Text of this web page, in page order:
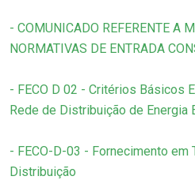
- COMUNICADO REFERENTE A
NORMATIVAS DE ENTRADA
- FECO D 02 - Critérios Básicos
Rede de Distribuição de Energia
- FECO-D-03 - Fornecimento em
Distribuição